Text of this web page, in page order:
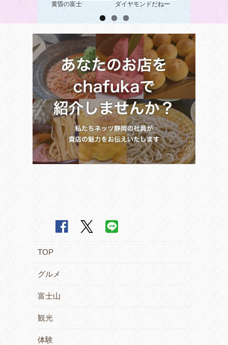
黄昏の富士 ダイヤモンドだねー
と富士山
TOP
グルメ
富士山
観光
体験